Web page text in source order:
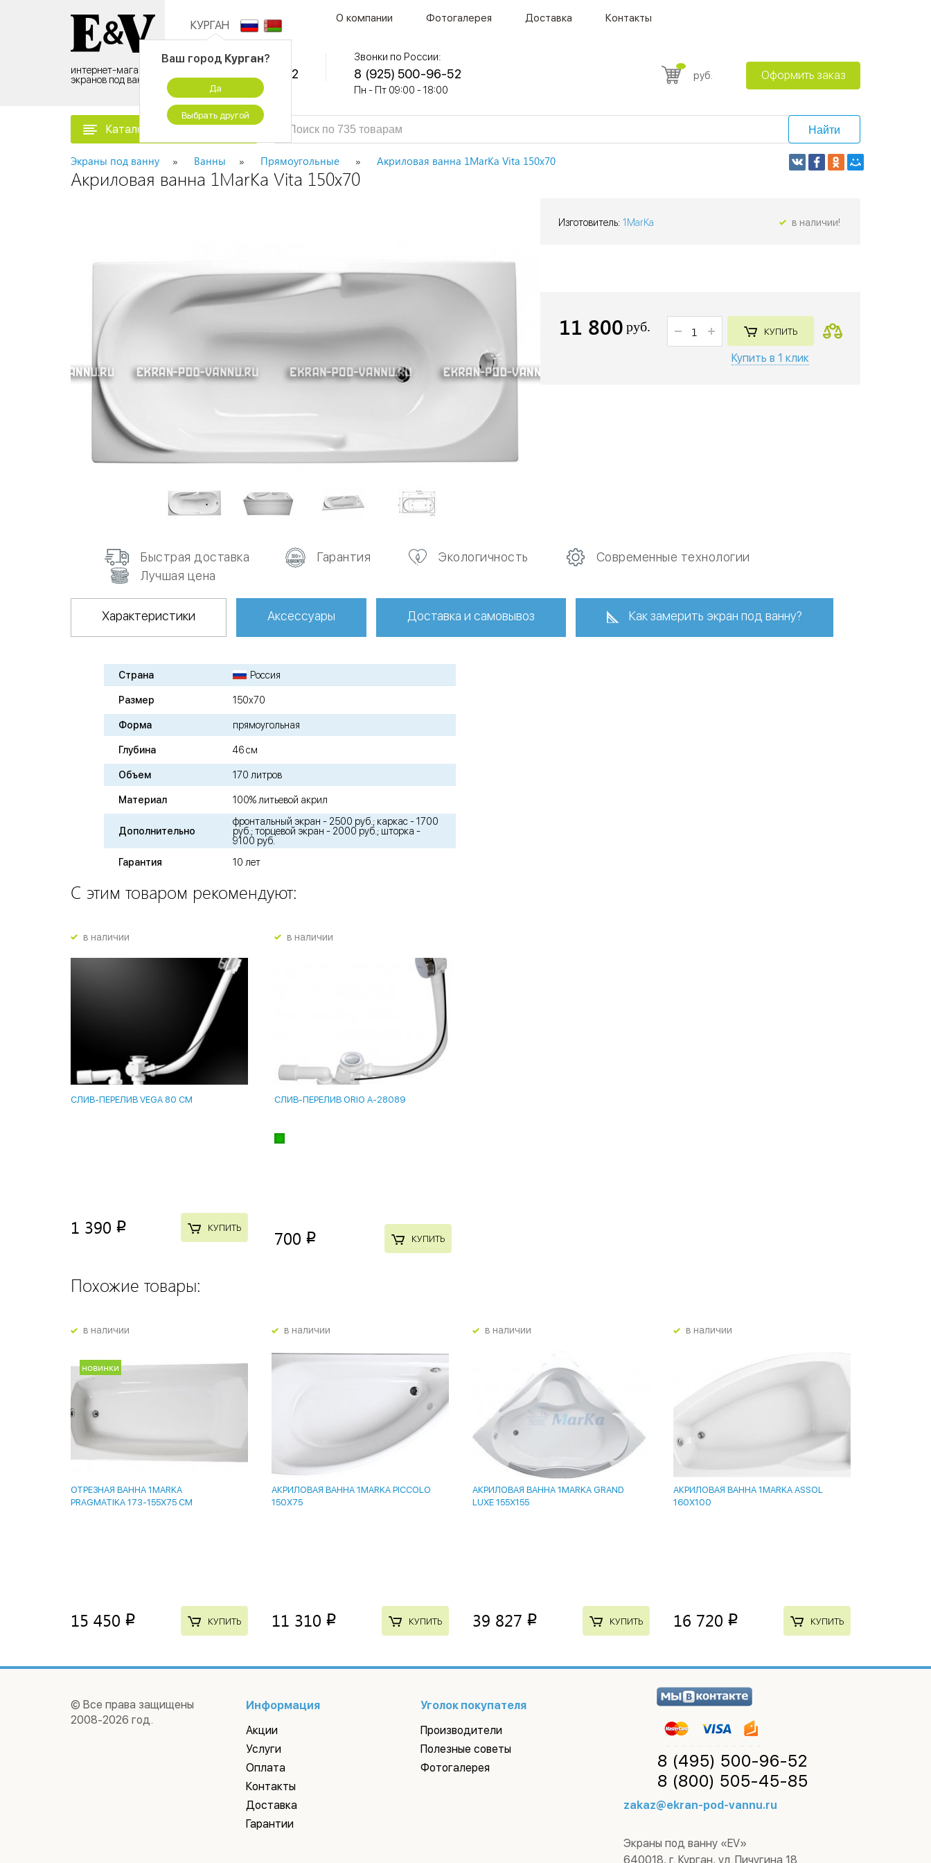
интернет-магазин
экранов под ванну
КУРГАН
Ваш город Курган?
Да
Выбрать другой
О компании Фотогалерея Доставка Контакты
Контактный центр:
8 (495) 500-96-52
временно не работаем
Звонки по России:
8 (925) 500-96-52
Пн - Пт 09:00 - 18:00
руб. Оформить заказ
Каталог товаров Найти
Экраны под ванну Ванны Прямоугольные Акриловая ванна 1MarKa Vita 150x70
Акриловая ванна 1MarKa Vita 150x70
Изготовитель: 1MarKa в наличии!
11 800 руб. КУПИТЬ
Купить в 1 клик
Быстрая доставка Гарантия Экологичность
Современные технологии
Лучшая цена
Характеристики Аксессуары Доставка и самовывоз Как замерить экран под ванну?
Страна Россия
Размер 150х70
Форма прямоугольная
Глубина 46 см
Объем 170 литров
Материал 100% литьевой акрил
Дополнительно
фронтальный экран - 2500 руб.; каркас - 1700
руб.; торцевой экран - 2000 руб.; шторка -
9100 руб.
Гарантия
10 лет
С этим товаром рекомендуют:
в наличии
СЛИВ-ПЕРЕЛИВ VEGA 80 СМ
1 390 p КУПИТЬ
в наличии
СЛИВ-ПЕРЕЛИВ ORIO A-28089
700 p КУПИТЬ
Похожие товары:
в наличии
новинки
ОТРЕЗНАЯ ВАННА 1MARKA
PRAGMATIKA 173-155Х75 СМ
15 450 p КУПИТЬ
в наличии
АКРИЛОВАЯ ВАННА 1MARKA PICCOLO
150Х75
11 310 p КУПИТЬ
в наличии
АКРИЛОВАЯ ВАННА 1MARKA GRAND
LUXE 155Х155
39 827 p КУПИТЬ
в наличии
АКРИЛОВАЯ ВАННА 1MARKA ASSOL
160Х100
16 720 p КУПИТЬ
© Все права защищены
2008-2026 год.
Информация
Акции
Услуги
Оплата
Контакты
Доставка
Гарантии
Уголок покупателя
Производители
Полезные советы
Фотогалерея
8 (495) 500-96-52
8 (800) 505-45-85
zakaz@ekran-pod-vannu.ru
Экраны под ванну «EV»
640018, г. Курган, ул. Пичугина 18